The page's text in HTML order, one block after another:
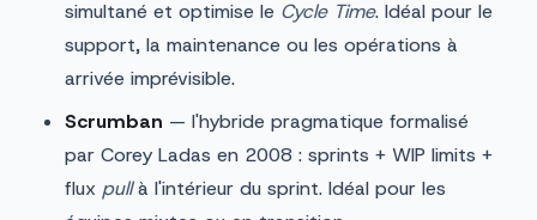
simultané et optimise le Cycle Time. Idéal pour le
support, la maintenance ou les opérations à
arrivée imprévisible.
Scrumban — l'hybride pragmatique formalisé
par Corey Ladas en 2008 : sprints + WIP limits +
flux pullà l'intérieur du sprint. Idéal pour les